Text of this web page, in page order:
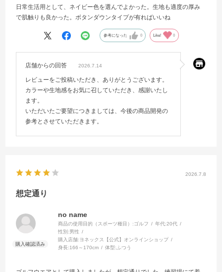
日常生活用として、ネイビー色を選んでよかった。生地も適度の厚み
で肌触りも良かった。ボタンダウンタイプが有ればいいね
参考になった 0 Like! 0
店舗からの回答 2026.7.14
レビューをご投稿いただき、ありがとうございます。
カラーや生地感をお気に召していただき、感謝いたし
ます。
いただいたご要望につきましては、今後の商品開発の
参考とさせていただきます。
2026.7.8
想定通り
no name
商品の使用目的（スポーツ種目）:ゴルフ 年代:20代
性別:男性
購入店舗:ヨネックス【公式】オンラインショップ
身長:166～170cm 体型:ふつう